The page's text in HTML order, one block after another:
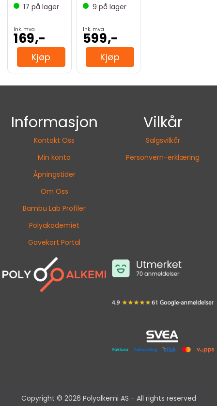
17 på lager
Ink. mva
169,-
Kjøp
9 på lager
Ink. mva
599,-
Kjøp
Informasjon
Kontakt Oss
Min konto
Åpningstider
Om Oss
Bambu Lab Profiler
Polyakademiet
Gavekort Portal
Vilkår
Salgsvilkår
Personvern-erklæring
Copyright © 2026 Polyalkemi AS - All rights reserved